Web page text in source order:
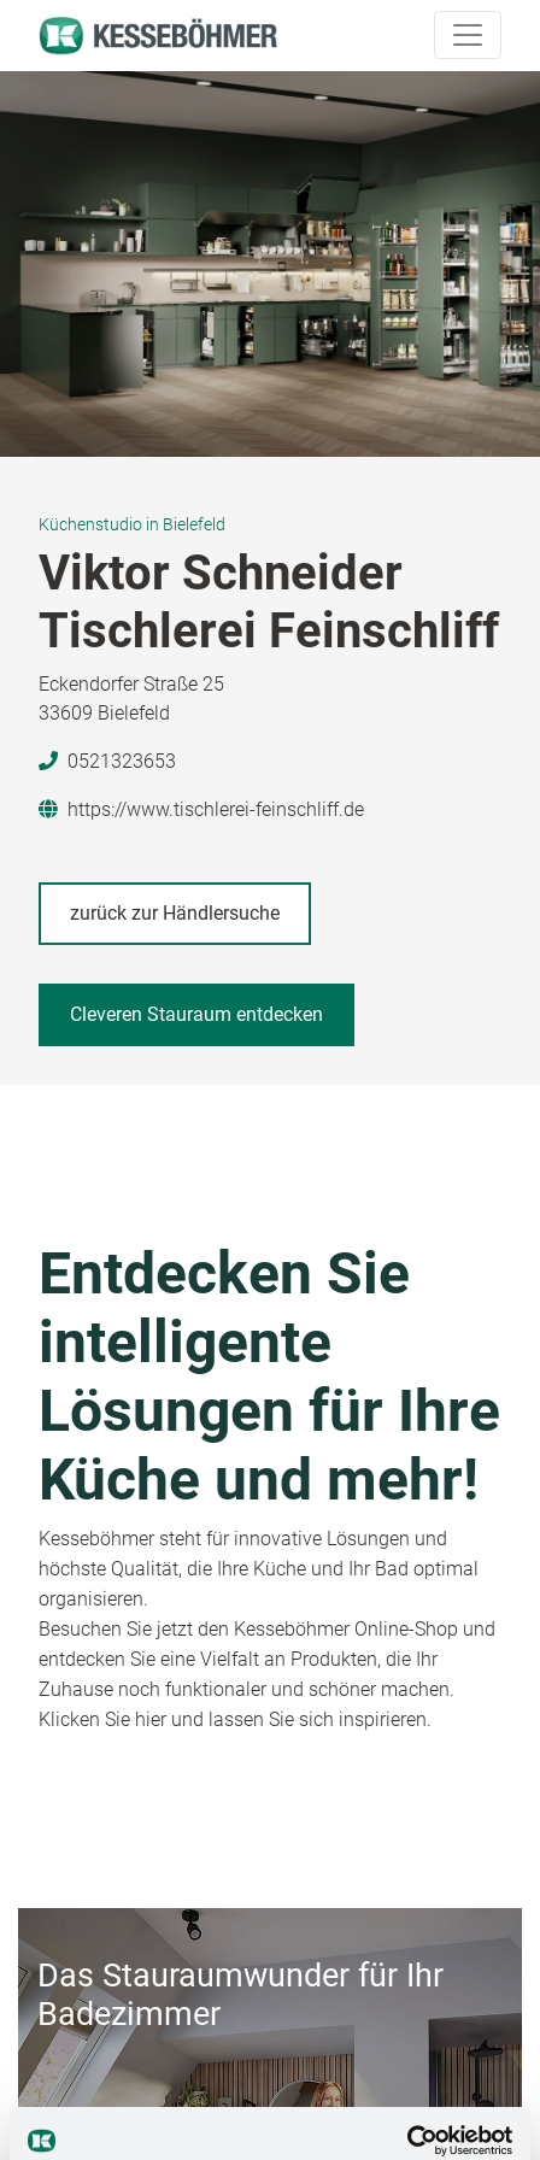
Küchenstudio in Bielefeld
Viktor Schneider
Tischlerei Feinschliff
Eckendorfer Straße 25
33609 Bielefeld
0521323653
https://www.tischlerei-feinschliff.de
zurück zur Händlersuche
Cleveren Stauraum entdecken
Entdecken Sie
intelligente
Lösungen für Ihre
Küche und mehr!
Kesseböhmer steht für innovative Lösungen und
höchste Qualität, die Ihre Küche und Ihr Bad optimal
organisieren.
Besuchen Sie jetzt den Kesseböhmer Online-Shop und
entdecken Sie eine Vielfalt an Produkten, die Ihr
Zuhause noch funktionaler und schöner machen.
Klicken Sie hier und lassen Sie sich inspirieren.
Das Stauraumwunder für Ihr
Badezimmer